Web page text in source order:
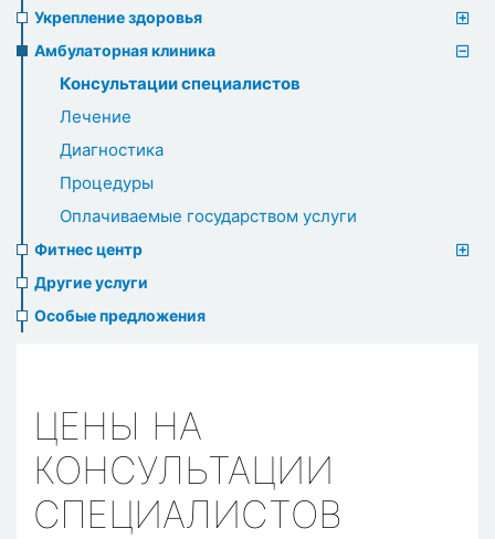
Укрепление здоровья
Амбулаторная клиника
Консультации специалистов
Лечение
Диагностика
Процедуры
Оплачиваемые государством услуги
Фитнес центр
Другие услуги
Особые предложения
ЦЕНЫ НА
КОНСУЛЬТАЦИИ
СПЕЦИАЛИСТОВ